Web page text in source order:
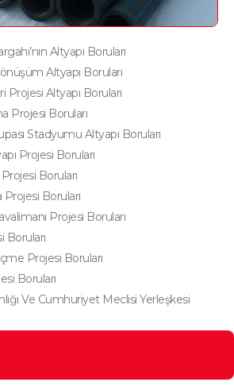
Altyapı Boruları
Altyapı Boruları
Projesi Altyapı Boruları
Projesi Boruları
Stadyumu Altyapı Boruları
Projesi Boruları
Boruları
Boruları
Projesi Boruları
Boruları
Projesi Boruları
Boruları
Ve Cumhuriyet Meclisi Yerleşkesi